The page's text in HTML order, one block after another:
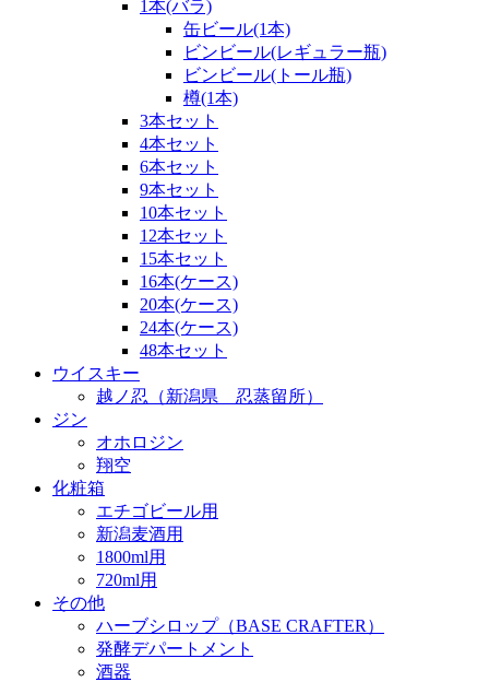
1本(バラ)
缶ビール(1本)
ビンビール(レギュラー瓶)
ビンビール(トール瓶)
樽(1本)
3本セット
4本セット
6本セット
9本セット
10本セット
12本セット
15本セット
16本(ケース)
20本(ケース)
24本(ケース)
48本セット
ウイスキー
越ノ忍（新潟県 忍蒸留所）
ジン
オホロジン
翔空
化粧箱
エチゴビール用
新潟麦酒用
1800ml用
720ml用
その他
ハーブシロップ（BASE CRAFTER）
発酵デパートメント
酒器